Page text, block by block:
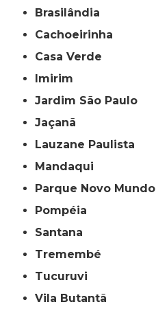
Brasilândia
Cachoeirinha
Casa Verde
Imirim
Jardim São Paulo
Jaçanã
Lauzane Paulista
Mandaqui
Parque Novo Mundo
Pompéia
Santana
Tremembé
Tucuruvi
Vila Butantã